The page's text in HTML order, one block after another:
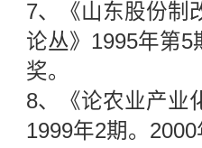
7、《山东股份制
论丛》1995年第
奖。
8、《论农业产业
1999年2期。